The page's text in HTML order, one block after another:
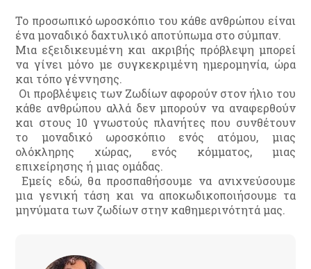
Το προσωπικό ωροσκόπιο του κάθε ανθρώπου είναι
ένα μοναδικό δαχτυλικό αποτύπωμα στο σύμπαν.
Μια εξειδικευμένη και ακριβής πρόβλεψη μπορεί
να γίνει μόνο με συγκεκριμένη ημερομηνία, ώρα
και τόπο γέννησης.
Οι προβλέψεις των Ζωδίων αφορούν στον ήλιο του
κάθε ανθρώπου αλλά δεν μπορούν να αναφερθούν
και στους 10 γνωστούς πλανήτες που συνθέτουν
το μοναδικό ωροσκόπιο ενός ατόμου, μιας
ολόκληρης χώρας, ενός κόμματος, μιας
επιχείρησης ή μιας ομάδας.
Εμείς εδώ, θα προσπαθήσουμε να ανιχνεύσουμε
μια γενική τάση και να αποκωδικοποιήσουμε τα
μηνύματα των ζωδίων στην καθημερινότητά μας.